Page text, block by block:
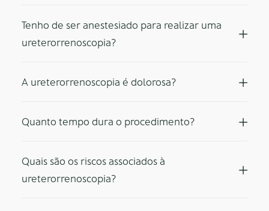
Tenho de ser anestesiado para realizar uma
ureterorrenoscopia?
A ureterorrenoscopia é dolorosa?
Quanto tempo dura o procedimento?
Quais são os riscos associados à
ureterorrenoscopia?